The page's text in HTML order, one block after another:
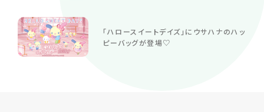
「ハロースイートデイズ」にウサハナのハッ
ピーバッグが登場♡